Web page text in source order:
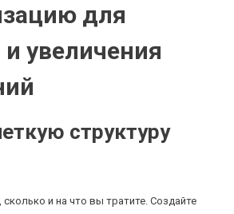
для
увеличения
структуру
и на что вы тратите. Создайте